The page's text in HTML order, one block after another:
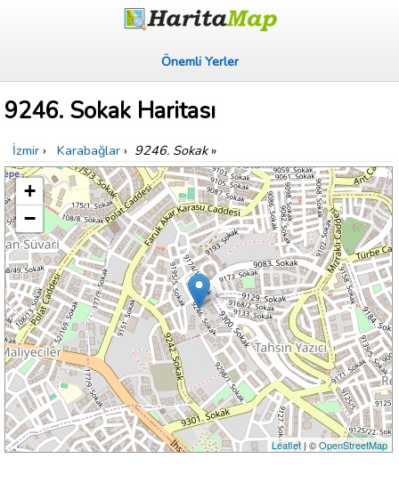
Önemli Yerler
9246. Sokak Haritası
İzmir › Karabağlar › 9246. Sokak»
+
−
Leaflet| ©OpenStreetMap